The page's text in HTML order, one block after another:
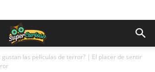
gustan las películas de terror? | El placer de sentir